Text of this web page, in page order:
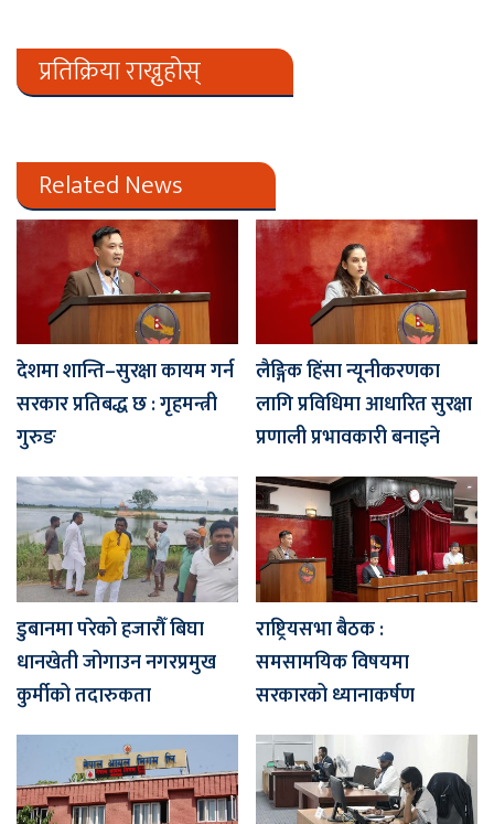
प्रतिक्रिया राख्नुहोस्
Related News
देशमा शान्ति–सुरक्षा कायम गर्न
सरकार प्रतिबद्ध छ : गृहमन्त्री
गुरुङ
लैङ्गिक हिंसा न्यूनीकरणका
लागि प्रविधिमा आधारित सुरक्षा
प्रणाली प्रभावकारी बनाइने
डुबानमा परेको हजारौँ बिघा
धानखेती जोगाउन नगरप्रमुख
कुर्मीको तदारुकता
राष्ट्रियसभा बैठक :
समसामयिक विषयमा
सरकारको ध्यानाकर्षण